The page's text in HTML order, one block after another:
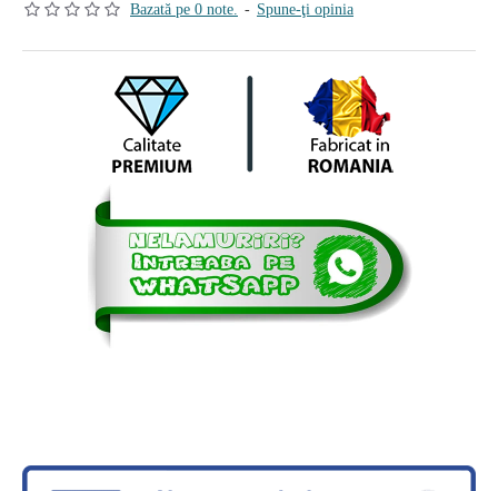
Bazată pe 0 note. - Spune-ţi opinia